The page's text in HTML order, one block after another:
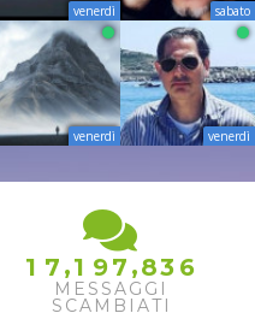
venerdì sabato
venerdì venerdì
1 7 ,1 97 ,83 6
7
MESSAGGI
SCAMBIATI